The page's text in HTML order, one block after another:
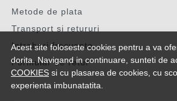
Acest site foloseste cookies pentru a va
dorita. Navigand in continuare, sunteti de
COOKIES si cu plasarea de cookies, cu
experienta imbunatatita.
Metode de plata
Transport si retururi
Intrebari frecvente
Formular de retur